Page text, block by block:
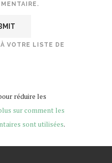
VOTRE LISTE DE
réduire les
sur comment les
sont utilisées.